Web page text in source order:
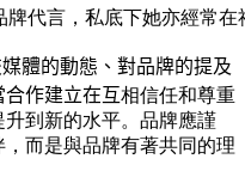
牌代言，私底下她亦經常
體的動態、對品牌的提及
作建立在互相信任和尊重
到新的水平。品牌應謹
而是與品牌有著共同的理